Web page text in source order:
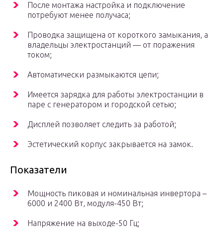
После монтажа настройка и подключение
потребуют менее получаса;
Проводка защищена от короткого замыкания, а
владельцы электростанций — от поражения
током;
Автоматически размыкаются цепи;
Имеется зарядка для работы электростанции в
паре с генератором и городской сетью;
Дисплей позволяет следить за работой;
Эстетический корпус закрывается на замок.
Показатели
Мощность пиковая и номинальная инвертора –
6000 и 2400 Вт, модуля-450 Вт;
Напряжение на выходе-50 Гц;